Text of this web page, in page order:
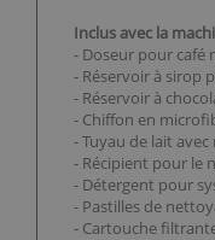
Inclus avec la
- Doseur pour café
- Réservoir à sirop
- Réservoir à
- Chiffon en
- Tuyau de lait avec
- Récipient pour le
- Détergent pour
- Pastilles de
- Cartouche